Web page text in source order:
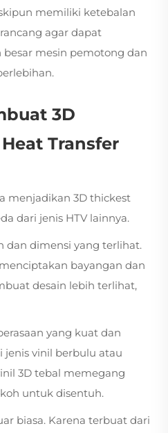
memiliki ketebalan
agar dapat
mesin pemotong dan
3D
Transfer
menjadikan 3D thickest
dari jenis HTV lainnya.
dan dimensi yang terlihat.
bayangan dan
desain lebih terlihat,
yang kuat dan
jenis vinil berbulu atau
3D tebal memegang
untuk disentuh.
biasa. Karena terbuat dari